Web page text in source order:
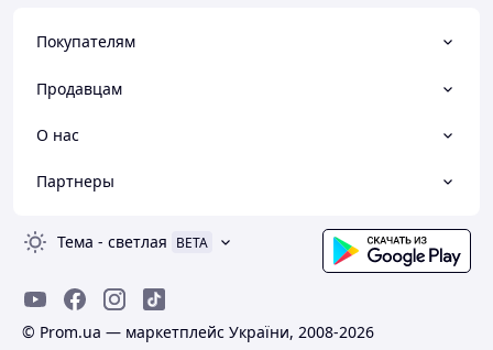
Покупателям
Продавцам
О нас
Партнеры
Тема - светлая BETA
© Prom.ua — маркетплейс України, 2008-2026